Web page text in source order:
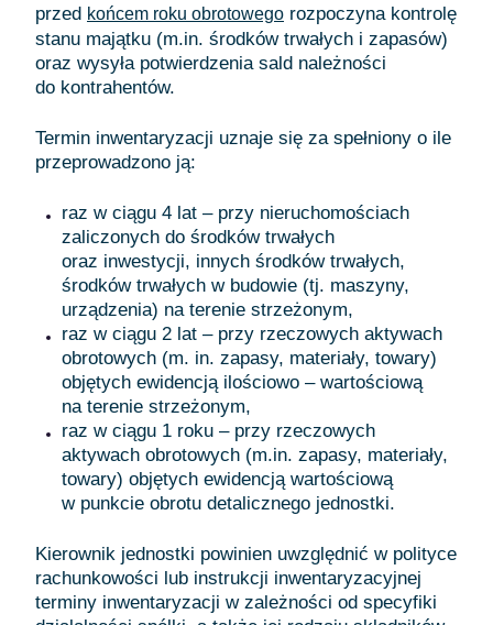
przed końcem roku obrotowego rozpoczyna kontrolę
stanu majątku (m.in. środków trwałych i zapasów)
oraz wysyła potwierdzenia sald należności
do kontrahentów.
Termin inwentaryzacji uznaje się za spełniony o ile
przeprowadzono ją:
raz w ciągu 4 lat – przy nieruchomościach
zaliczonych do środków trwałych
oraz inwestycji, innych środków trwałych,
środków trwałych w budowie (tj. maszyny,
urządzenia) na terenie strzeżonym,
raz w ciągu 2 lat – przy rzeczowych aktywach
obrotowych (m. in. zapasy, materiały, towary)
objętych ewidencją ilościowo – wartościową
na terenie strzeżonym,
raz w ciągu 1 roku – przy rzeczowych
aktywach obrotowych (m.in. zapasy, materiały,
towary) objętych ewidencją wartościową
w punkcie obrotu detalicznego jednostki.
Kierownik jednostki powinien uwzględnić w polityce
rachunkowości lub instrukcji inwentaryzacyjnej
terminy inwentaryzacji w zależności od specyfiki